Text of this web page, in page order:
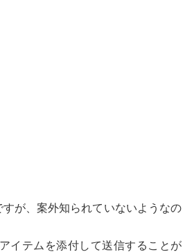
すが、案外知られていないようなの
イテムを添付して送信することが